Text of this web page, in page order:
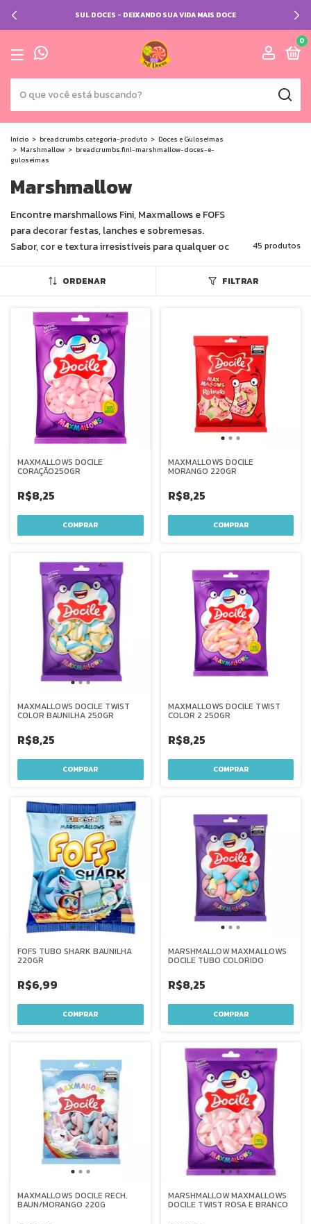
SUL DOCES - DEIXANDO SUA VIDA MAIS DOCE
0
Início > breadcrumbs.categoria-produto > Doces e Guloseimas
> Marshmallow > breadcrumbs.fini-marshmallow-doces-e-
guloseimas
Marshmallow
Encontre marshmallows Fini, Maxmallows e FOFS
para decorar festas, lanches e sobremesas.
Sabor, cor e textura irresistíveis para qualquer oc
45 produtos
ORDENAR FILTRAR
MAXMALLOWS DOCILE
CORAÇÃO250GR
R$8,25
MAXMALLOWS DOCILE
MORANGO 220GR
R$8,25
MAXMALLOWS DOCILE TWIST
COLOR BAUNILHA 250GR
R$8,25
MAXMALLOWS DOCILE TWIST
COLOR 2 250GR
R$8,25
FOFS TUBO SHARK BAUNILHA
220GR
R$6,99
MARSHMALLOW MAXMALLOWS
DOCILE TUBO COLORIDO
R$8,25
MAXMALLOWS DOCILE RECH.
BAUN/MORANGO 220G
MARSHMALLOW MAXMALLOWS
DOCILE TWIST ROSA E BRANCO